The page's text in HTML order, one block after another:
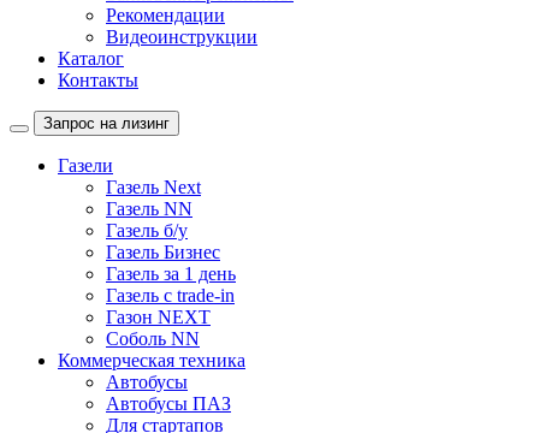
Рекомендации
Видеоинструкции
Каталог
Контакты
Запрос на лизинг
Газели
Газель Next
Газель NN
Газель б/у
Газель Бизнес
Газель за 1 день
Газель с trade-in
Газон NEXT
Соболь NN
Коммерческая техника
Автобусы
Автобусы ПАЗ
Для стартапов